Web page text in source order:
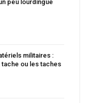
peu lourdingue
militaires :
ou les taches